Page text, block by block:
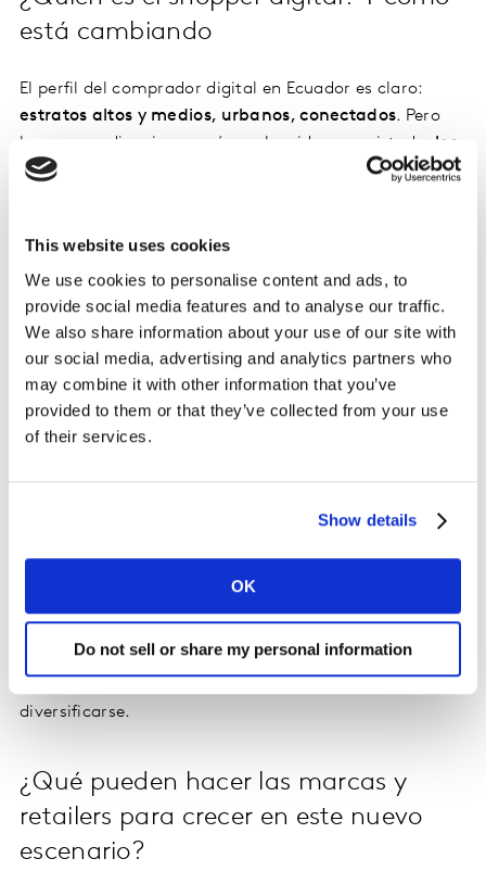
This website uses cookies
We use cookies to personalise content and ads, to
provide social media features and to analyse our traffic.
We also share information about your use of our site with
our social media, advertising and analytics partners who
may combine it with other information that you’ve
provided to them or that they’ve collected from your use
of their services.
Show details
OK
Do not sell or share my personal information
está cambiando
El perfil del comprador digital en Ecuador es claro:
estratos altos y medios, urbanos, conectados. Pero
hay una audiencia que aún no ha sido conquistada: los
jóvenes y los estratos bajos
, que si bien están
Además, el comportamiento de compra está
evolucionando. Si antes las misiones eran de despensa
con más de 10 productos, hoy se observan compras
más específicas de6 a 8 ítems, centradas en productos
básicos como leche, pollo, embutidos, quesos y
detergentes.
Las apps que lideran el cambio en
En este ecosistema digital, las aplicaciones más
Delivereo, Pedidos Ya y Rappi
logrado posicionarse como aliadas del shopper
diversificarse.
¿Qué pueden hacer las marcas y
retailers para crecer en este nuevo
escenario?